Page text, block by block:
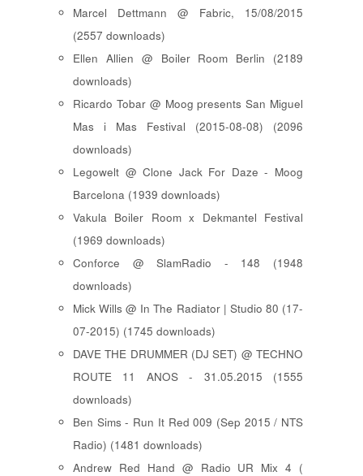
Marcel Dettmann @ Fabric, 15/08/2015
(2557 downloads)
Ellen Allien @ Boiler Room Berlin (2189
downloads)
Ricardo Tobar @ Moog presents San Miguel
Mas i Mas Festival (2015-08-08) (2096
downloads)
Legowelt @ Clone Jack For Daze - Moog
Barcelona (1939 downloads)
Vakula Boiler Room x Dekmantel Festival
(1969 downloads)
Conforce @ SlamRadio - 148 (1948
downloads)
Mick Wills @ In The Radiator | Studio 80 (17-
07-2015) (1745 downloads)
DAVE THE DRUMMER (DJ SET) @ TECHNO
ROUTE 11 ANOS - 31.05.2015 (1555
downloads)
Ben Sims - Run It Red 009 (Sep 2015 / NTS
Radio) (1481 downloads)
Andrew Red Hand @ Radio UR Mix 4 (